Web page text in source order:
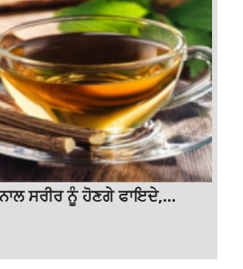
ਨਾਲ ਸਰੀਰ ਨੂੰ ਹੋਣਗੇ ਫਾਇਦੇ,...